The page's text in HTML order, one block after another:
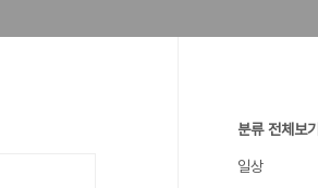
분류 전체보기
일상